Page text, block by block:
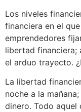
Los niveles
financiera en el
emprendedores
libertad financiera;
el arduo trayecto.
La libertad
noche a la
dinero. Todo aquel